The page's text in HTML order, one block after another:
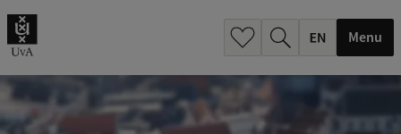
Menu